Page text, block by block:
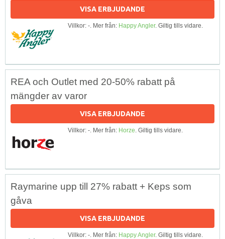
VISA ERBJUDANDE
Villkor: -. Mer från: Happy Angler. Giltig tills vidare.
REA och Outlet med 20-50% rabatt på
mängder av varor
VISA ERBJUDANDE
Villkor: -. Mer från: Horze. Giltig tills vidare.
Raymarine upp till 27% rabatt + Keps som
gåva
VISA ERBJUDANDE
Villkor: -. Mer från: Happy Angler. Giltig tills vidare.